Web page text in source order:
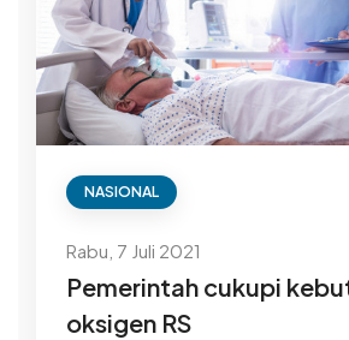
NASIONAL
Rabu, 7 Juli 2021
Pemerintah cukupi
oksigen RS